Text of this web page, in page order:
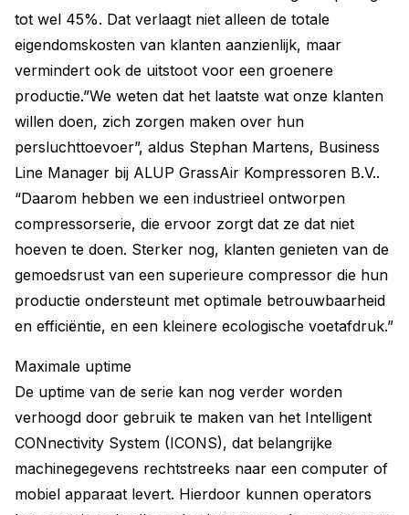
tot wel 45%. Dat verlaagt niet alleen de totale
eigendomskosten van klanten aanzienlijk, maar
vermindert ook de uitstoot voor een groenere
productie.”We weten dat het laatste wat onze klanten
willen doen, zich zorgen maken over hun
persluchttoevoer”, aldus Stephan Martens, Business
Line Manager bij ALUP GrassAir Kompressoren B.V..
“Daarom hebben we een industrieel ontworpen
compressorserie, die ervoor zorgt dat ze dat niet
hoeven te doen. Sterker nog, klanten genieten van de
gemoedsrust van een superieure compressor die hun
productie ondersteunt met optimale betrouwbaarheid
en efficiëntie, en een kleinere ecologische voetafdruk.”
Maximale uptime
De uptime van de serie kan nog verder worden
verhoogd door gebruik te maken van het Intelligent
CONnectivity System (ICONS), dat belangrijke
machinegegevens rechtstreeks naar een computer of
mobiel apparaat levert. Hierdoor kunnen operators